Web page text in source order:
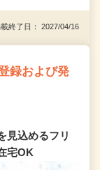
終了日： 2027/04/16
録および発
見込めるフリ
宅OK